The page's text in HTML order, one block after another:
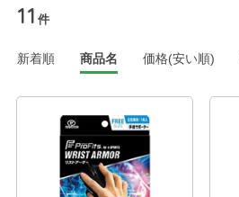
11 件
新着順 商品名 価格(安い順)